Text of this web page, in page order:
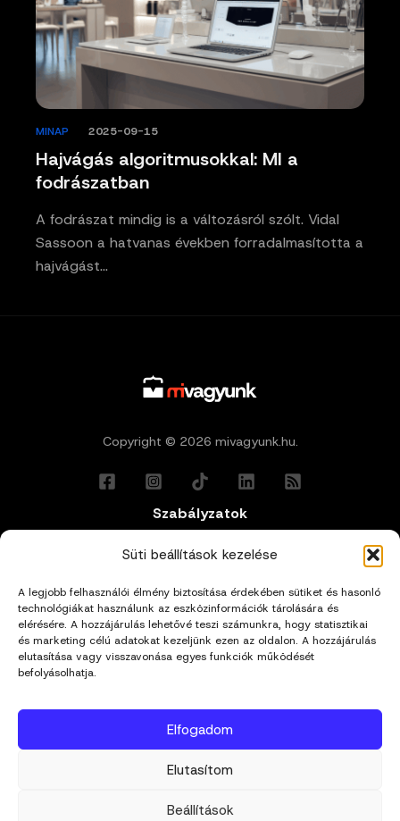
Süti beállítások kezelése
A legjobb felhasználói élmény biztosítása érdekében sütiket és hasonló
technológiákat használunk az eszközinformációk tárolására és
elérésére. A hozzájárulás lehetővé teszi számunkra, hogy statisztikai
és marketing célú adatokat kezeljünk ezen az oldalon. A hozzájárulás
elutasítása vagy visszavonása egyes funkciók működését
befolyásolhatja.
Elfogadom
Elutasítom
Beállítások
Hajvágás algoritmusokkal: MI a
fodrászatban
MINAP 2025-09-15
A fodrászat mindig is a változásról szólt. Vidal
Sassoon a hatvanas években forradalmasította a
hajvágást…
Copyright © 2026 mivagyunk.hu.
Szabályzatok
Általános Felhasználási Feltételek
Adatkezelési Tájékoztató
Impresszum
Kapcsolat
hello@mivagyunk.hu